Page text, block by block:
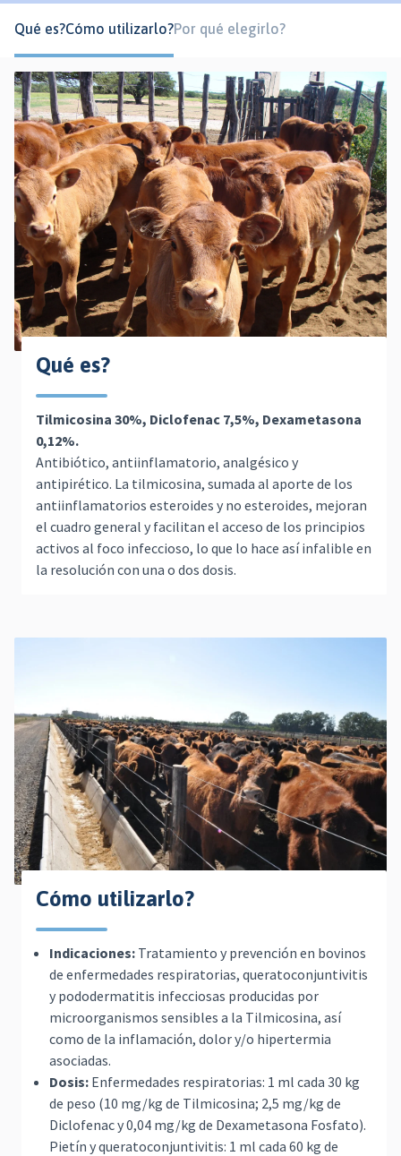
Qué es?Cómo utilizarlo?Por qué elegirlo?
Qué es?
Tilmicosina 30%, Diclofenac 7,5%, Dexametasona
0,12%.
Antibiótico, antiinflamatorio, analgésico y
antipirético. La tilmicosina, sumada al aporte de los
antiinflamatorios esteroides y no esteroides, mejoran
el cuadro general y facilitan el acceso de los principios
activos al foco infeccioso, lo que lo hace así infalible en
la resolución con una o dos dosis.
Cómo utilizarlo?
Indicaciones: Tratamiento y prevención en bovinos
de enfermedades respiratorias, queratoconjuntivitis
y pododermatitis infecciosas producidas por
microorganismos sensibles a la Tilmicosina, así
como de la inflamación, dolor y/o hipertermia
asociadas.
Dosis: Enfermedades respiratorias: 1 ml cada 30 kg
de peso (10 mg/kg de Tilmicosina; 2,5 mg/kg de
Diclofenac y 0,04 mg/kg de Dexametasona Fosfato).
Pietín y queratoconjuntivitis: 1 ml cada 60 kg de